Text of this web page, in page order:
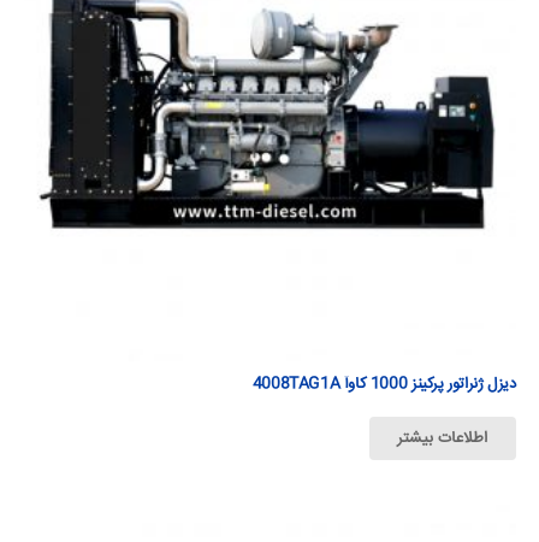
دیزل ژنراتور پرکینز 1000 كاوآ 4008TAG1A
اطلاعات بیشتر